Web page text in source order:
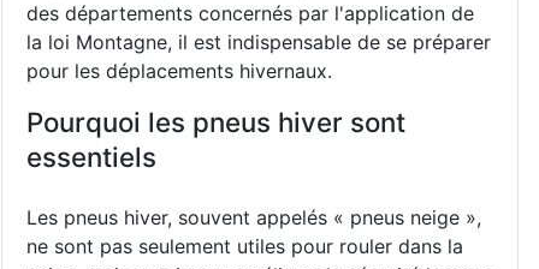
des départements concernés par l'application de
la loi Montagne, il est indispensable de se préparer
pour les déplacements hivernaux.
Pourquoi les pneus hiver sont
essentiels
Les pneus hiver, souvent appelés « pneus neige »,
ne sont pas seulement utiles pour rouler dans la